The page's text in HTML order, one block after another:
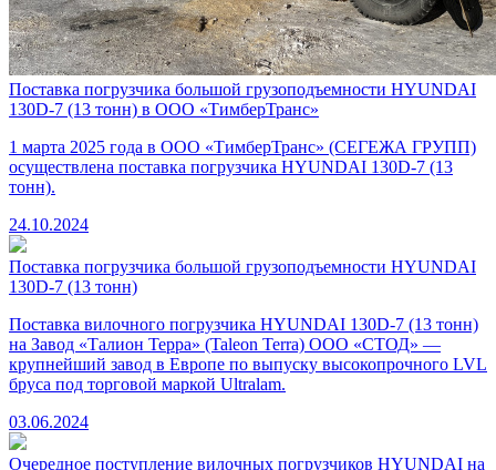
Поставка погрузчика большой грузоподъемности HYUNDAI
130D-7 (13 тонн) в ООО «ТимберТранс»
1 марта 2025 года в ООО «ТимберТранс» (СЕГЕЖА ГРУПП)
осуществлена поставка погрузчика HYUNDAI 130D-7 (13
тонн).
24.10.2024
Поставка погрузчика большой грузоподъемности HYUNDAI
130D-7 (13 тонн)
Поставка вилочного погрузчика HYUNDAI 130D-7 (13 тонн)
на Завод «Талион Терра» (Taleon Terra) ООО «СТОД» —
крупнейший завод в Европе по выпуску высокопрочного LVL
бруса под торговой маркой Ultralam.
03.06.2024
Очередное поступление вилочных погрузчиков HYUNDAI на